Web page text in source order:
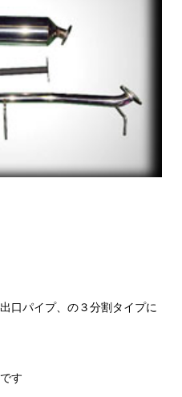
口パイプ、の３分割タイプに
す